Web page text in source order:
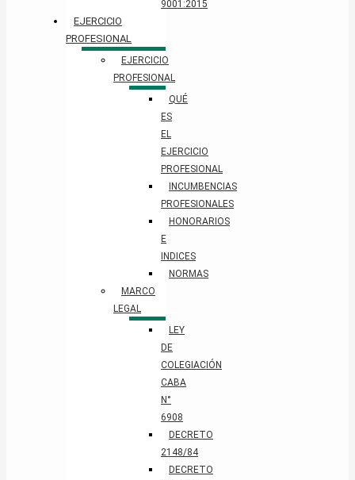
9001:2015
EJERCICIO
PROFESIONAL
EJERCICIO
PROFESIONAL
QUÉ
ES
EL
EJERCICIO
PROFESIONAL
INCUMBENCIAS
PROFESIONALES
HONORARIOS
E
INDICES
NORMAS
MARCO
LEGAL
LEY
DE
COLEGIACIÓN
CABA
N°
6908
DECRETO
2148/84
DECRETO